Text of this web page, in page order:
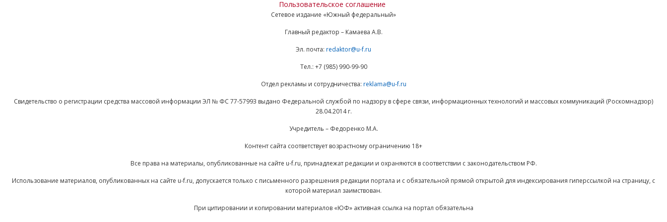
Пользовательское соглашение
Сетевое издание «Южный федеральный»
Главный редактор – Камаева А.В.
Эл. почта: redaktor@u-f.ru
Тел.: +7 (985) 990-99-90
Отдел рекламы и сотрудничества: reklama@u-f.ru
Свидетельство о регистрации средства массовой информации ЭЛ № ФС 77-57993 выдано Федеральной службой по надзору в сфере связи, информационных технологий и массовых коммуникаций (Роскомнадзор)
28.04.2014 г.
Учредитель – Федоренко М.А.
Контент сайта соответствует возрастному ограничению 18+
Все права на материалы, опубликованные на сайте u-f.ru, принадлежат редакции и охраняются в соответствии с законодательством РФ.
Использование материалов, опубликованных на сайте u-f.ru, допускается только с письменного разрешения редакции портала и с обязательной прямой открытой для индексирования гиперссылкой на страницу, с
которой материал заимствован.
При цитировании и копировании материалов «ЮФ» активная ссылка на портал обязательна